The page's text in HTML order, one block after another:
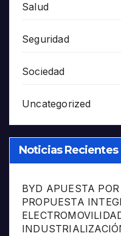
Salud
Seguridad
Sociedad
Uncategorized
Noticias Recientes
BYD APUESTA
PROPUESTA